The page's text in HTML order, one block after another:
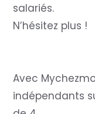
salariés.
N’hésitez plus !
Avec
indépendants